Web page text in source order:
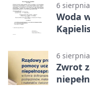
6
Woda
6
Zwrot